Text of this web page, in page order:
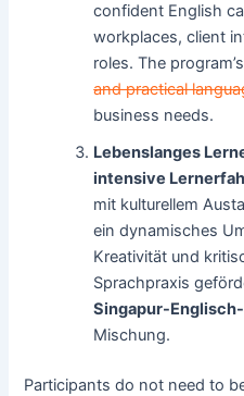
confident English
workplaces, client
roles. The
and practical
business needs.
Lebenslanges
intensive
mit kulturellem
ein dynamisches
Kreativität und
Sprachpraxis
Singapur-
Mischung.
Participants do not need to